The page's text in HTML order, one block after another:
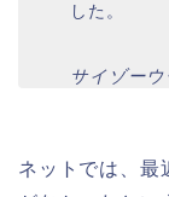
した。
サイゾー
ネットでは、最